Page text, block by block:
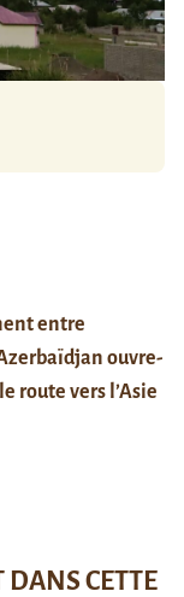
entre
ouvre-
route vers l’Asie
DANS CETTE